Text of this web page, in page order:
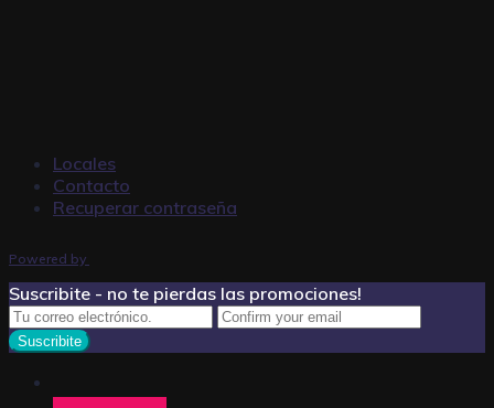
Locales
Contacto
Recuperar contraseña
Powered by
Suscribite - no te pierdas las promociones!